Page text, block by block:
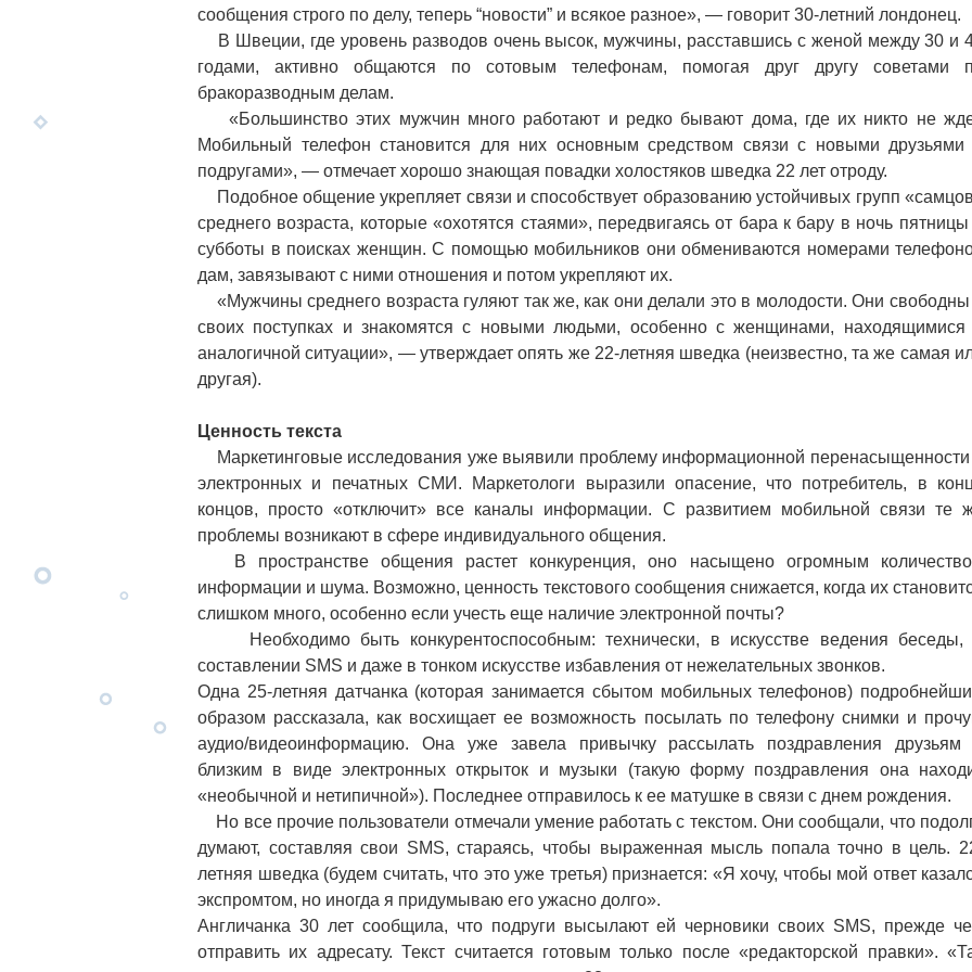
сообщения строго по делу, теперь “новости” и всякое разное», — говорит 30-летний лондонец.
В Швеции, где уровень разводов очень высок, мужчины, расставшись с женой между 30 и
годами, активно общаются по сотовым телефонам, помогая друг другу советами
бракоразводным делам.
«Большинство этих мужчин много работают и редко бывают дома, где их никто не
Мобильный телефон становится для них основным средством связи с новыми друзьями
подругами», — отмечает хорошо знающая повадки холостяков шведка 22 лет отроду.
Подобное общение укрепляет связи и способствует образованию устойчивых групп
среднего возраста, которые «охотятся стаями», передвигаясь от бара к бару в ночь пятницы
субботы в поисках женщин. С помощью мобильников они обмениваются номерами
дам, завязывают с ними отношения и потом укрепляют их.
«Мужчины среднего возраста гуляют так же, как они делали это в молодости. Они свободны
своих поступках и знакомятся с новыми людьми, особенно с женщинами, находящимися
аналогичной ситуации», — утверждает опять же 22-летняя шведка (неизвестно, та же самая
другая).
Ценность текста
Маркетинговые исследования уже выявили проблему информационной перенасыщенности
электронных и печатных СМИ. Маркетологи выразили опасение, что потребитель, в
концов, просто «отключит» все каналы информации. С развитием мобильной связи те
проблемы возникают в сфере индивидуального общения.
В пространстве общения растет конкуренция, оно насыщено огромным
информации и шума. Возможно, ценность текстового сообщения снижается, когда их
слишком много, особенно если учесть еще наличие электронной почты?
Необходимо быть конкурентоспособным: технически, в искусстве ведения беседы,
составлении SMS и даже в тонком искусстве избавления от нежелательных звонков.
Одна 25-летняя датчанка (которая занимается сбытом мобильных телефонов)
образом рассказала, как восхищает ее возможность посылать по телефону снимки и
аудио/видеоинформацию. Она уже завела привычку рассылать поздравления друзьям
близким в виде электронных открыток и музыки (такую форму поздравления она
«необычной и нетипичной»). Последнее отправилось к ее матушке в связи с днем рождения.
Но все прочие пользователи отмечали умение работать с текстом. Они сообщали, что
думают, составляя свои SMS, стараясь, чтобы выраженная мысль попала точно в цель.
летняя шведка (будем считать, что это уже третья) признается: «Я хочу, чтобы мой ответ
экспромтом, но иногда я придумываю его ужасно долго».
Англичанка 30 лет сообщила, что подруги высылают ей черновики своих SMS, прежде
отправить их адресату. Текст считается готовым только после «редакторской правки».